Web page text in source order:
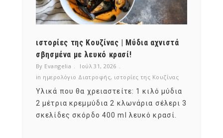
ιστορίες της Κουζίνας | Μύδια αχνιστά
σβησμένα με λευκό κρασί!
By Evangelia
Ιούλ 31, 2026
in ημερολόγιο Διατροφής, ιστορίες της Κουζίνας
Υλικά που θα χρειαστείτε: 1 κιλό μύδια
2 μέτρια κρεμμύδια 2 κλωνάρια σέλερι 3
σκελίδες σκόρδο 400 ml λευκό κρασί.